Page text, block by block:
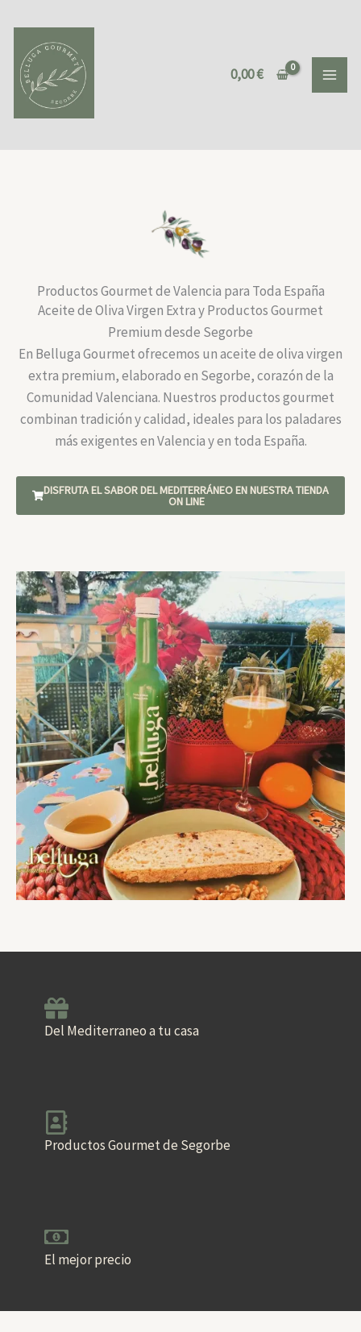
contenido
0,00€
Productos Gourmet de Valencia para Toda España
Aceite de Oliva Virgen Extra y Productos Gourmet
Premium desde Segorbe
En Belluga Gourmet ofrecemos un aceite de oliva virgen
extra premium, elaborado en Segorbe, corazón de la
Comunidad Valenciana. Nuestros productos gourmet
combinan tradición y calidad, ideales para los paladares
más exigentes en Valencia y en toda España.
DISFRUTA EL SABOR DEL MEDITERRÁNEO EN NUESTRA TIENDA
ON LINE
Del Mediterraneo a tu casa
Productos Gourmet de Segorbe
El mejor precio